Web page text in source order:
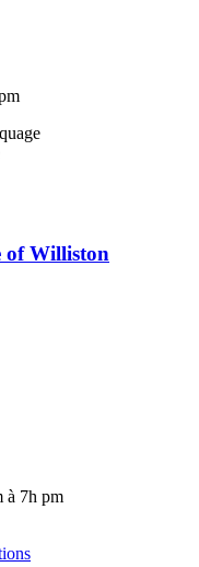
of Williston
à 7h pm